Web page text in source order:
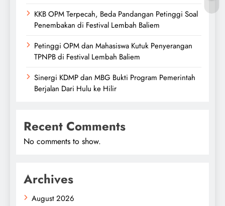
KKB OPM Terpecah, Beda Pandangan Petinggi Soal
Penembakan di Festival Lembah Baliem
Petinggi OPM dan Mahasiswa Kutuk Penyerangan
TPNPB di Festival Lembah Baliem
Sinergi KDMP dan MBG Bukti Program Pemerintah
Berjalan Dari Hulu ke Hilir
Recent Comments
No comments to show.
Archives
August 2026